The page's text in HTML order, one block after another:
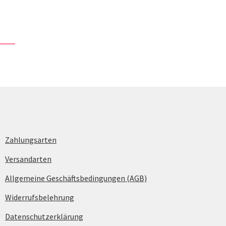
Zahlungsarten
Versandarten
Allgemeine Geschäftsbedingungen (AGB)
Widerrufsbelehrung
Datenschutzerklärung